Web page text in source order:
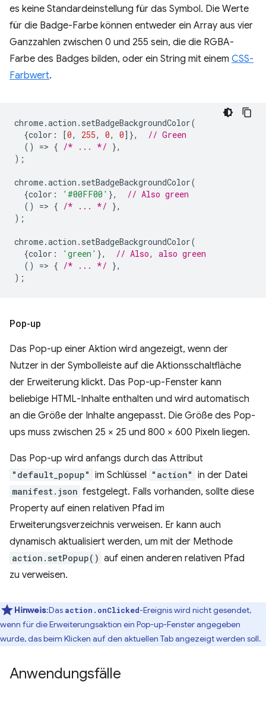
es keine Standardeinstellung für das Symbol. Die Werte
für die Badge-Farbe können entweder ein Array aus vier
Ganzzahlen zwischen 0 und 255 sein, die die RGBA-
Farbe des Badges bilden, oder ein String mit einem CSS-
Farbwert.
chrome.action . setBadgeBackgroundColor(
{color : [0, 255, 0, 0]},
// Green
()
=> { /* ... */ },
);
chrome.action . setBadgeBackgroundColor(
{color : '#00FF00' },
// Also green
()
=> { /* ... */ },
);
chrome.action . setBadgeBackgroundColor(
{color : 'green' },
// Also, also green
()
=> { /* ... */ },
);
Pop-up
Das Pop-up einer Aktion wird angezeigt, wenn der
Nutzer in der Symbolleiste auf die Aktionsschaltfläche
der Erweiterung klickt. Das Pop-up-Fenster kann
beliebige HTML-Inhalte enthalten und wird automatisch
an die Größe der Inhalte angepasst. Die Größe des Pop-
ups muss zwischen 25 × 25 und 800 × 600 Pixeln liegen.
Das Pop-up wird anfangs durch das Attribut
"default_popup" im Schlüssel "action" in der Datei
manifest.json festgelegt. Falls vorhanden, sollte diese
Property auf einen relativen Pfad im
Erweiterungsverzeichnis verweisen. Er kann auch
dynamisch aktualisiert werden, um mit der Methode
action.setPopup() auf einen anderen relativen Pfad
zu verweisen.
Hinweis:Das action.onClicked-Ereignis wird nicht gesendet,
wenn für die Erweiterungsaktion ein Pop-up-Fenster angegeben
wurde, das beim Klicken auf den aktuellen Tab angezeigt werden soll.
Anwendungsfälle